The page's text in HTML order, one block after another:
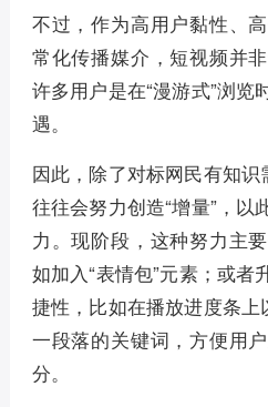
不过，作为高用户黏性、
常化传播媒介，短视频并
许多用户是在“漫游式”浏
遇。
因此，除了对标网民有知识
往往会努力创造“增量”，以
力。现阶段，这种努力主
如加入“表情包”元素；或者
捷性，比如在播放进度条上
一段落的关键词，方便用
分。